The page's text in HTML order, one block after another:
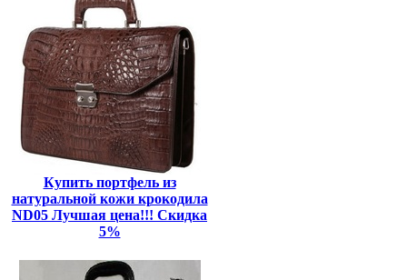
Купить портфель из
натуральной кожи крокодила
ND05 Лучшая цена!!! Скидка
5%